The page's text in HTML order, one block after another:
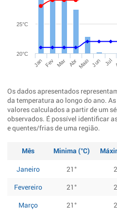
Jan Fev Mar Abr Maio Jun Jul
20°C
25°C
Os dados apresentados
da temperatura ao longo do ano.
valores calculados a partir de um
observados. É possível identificar
e quentes/frias de uma região.
Mês Minima (°C)
Janeiro
21°
Fevereiro
21°
Março
21°